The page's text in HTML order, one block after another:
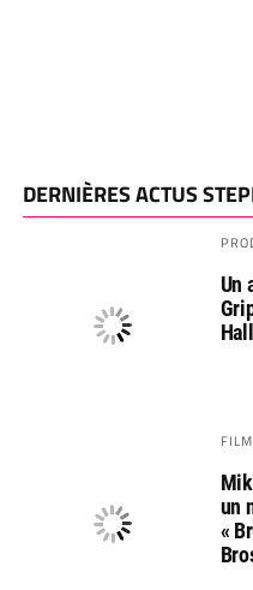
DERNIÈRES ACTUS
Un
un
«